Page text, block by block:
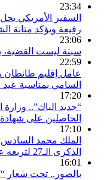
23:34
السفير الأمريكي
رفيعة ويؤكد متانة
23:06
سبتة ليست القضية،
22:59
عامل إقليم طانطان
السامي بمناسبة
17:20
“جديد الباك”.. وزارة
الحاصلين على شهادة
17:10
الملك محمد السادس
الذكرى الـ27 لتربعه على العرش
16:01
بالصور.. تحت شعار